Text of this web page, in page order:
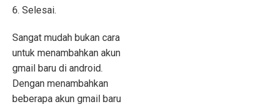
6. Selesai.
Sangat mudah bukan cara
untuk menambahkan akun
gmail baru di android.
Dengan menambahkan
beberapa akun gmail baru